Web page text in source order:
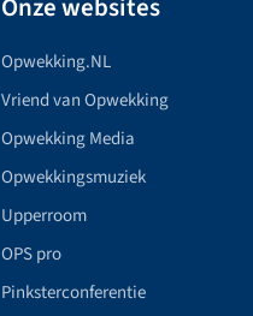
Opwekking.NL
Vriend van Opwekking
Opwekking Media
Opwekkingsmuziek
Upperroom
OPS pro
Pinksterconferentie